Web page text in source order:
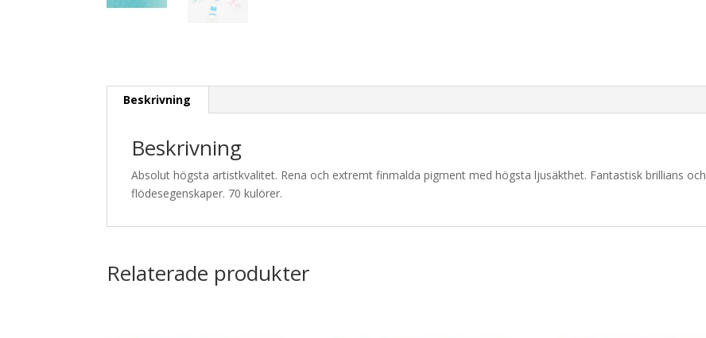
Beskrivning
Beskrivning
Absolut högsta artistkvalitet. Rena och extremt finmalda pigment med högsta ljusäkthet. Fantastisk brillians och
flödesegenskaper. 70 kulörer.
Relaterade produkter